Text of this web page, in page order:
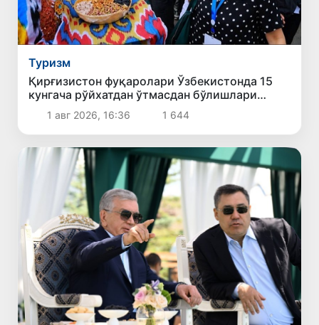
Туризм
Қирғизистон фуқаролари Ўзбекистонда 15
кунгача рўйхатдан ўтмасдан бўлишлари
мумкин
1 авг 2026, 16:36 1 644